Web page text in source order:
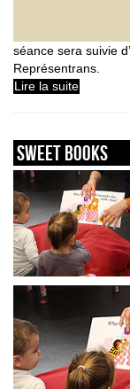
séance sera suivie
Représentrans.
Lire la suite
sweet books